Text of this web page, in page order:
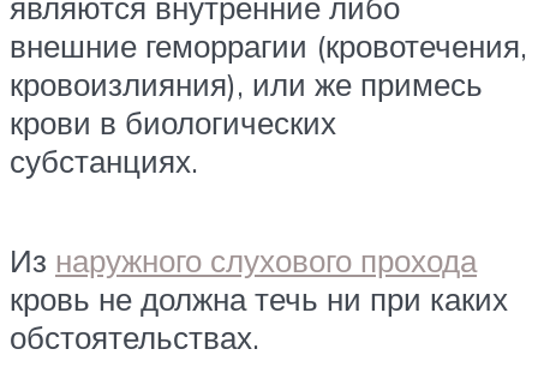
внешние геморрагии (кровотечения,
кровоизлияния), или же примесь
крови в биологических
субстанциях.
Из наружного слухового прохода
кровь не должна течь ни при каких
обстоятельствах.